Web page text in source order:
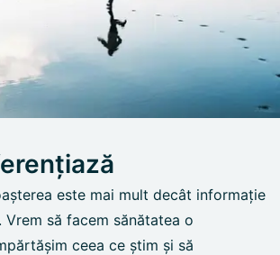
este mai mult decât informație
Vrem să facem sănătatea o
ceea ce știm și să